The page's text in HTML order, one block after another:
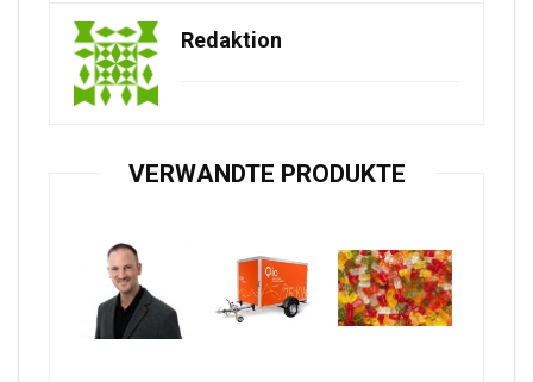
Redaktion
VERWANDTE PRODUKTE